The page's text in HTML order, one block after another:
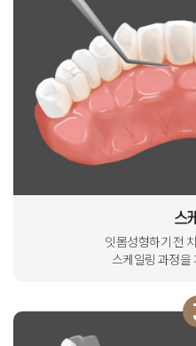
스
잇몸성형하기 전
스케일링 과정을